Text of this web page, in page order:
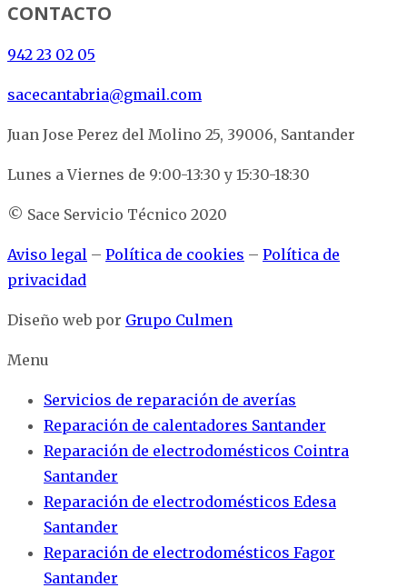
CONTACTO
942 23 02 05
sacecantabria@gmail.com
Juan Jose Perez del Molino 25, 39006, Santander
Lunes a Viernes de 9:00-13:30 y 15:30-18:30
© Sace Servicio Técnico 2020
Aviso legal – Política de cookies – Política de
privacidad
Diseño web por Grupo Culmen
Menu
Servicios de reparación de averías
Reparación de calentadores Santander
Reparación de electrodomésticos Cointra
Santander
Reparación de electrodomésticos Edesa
Santander
Reparación de electrodomésticos Fagor
Santander